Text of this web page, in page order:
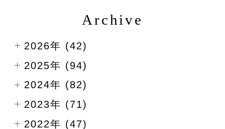
Archive
2026年 (42)
2025年 (94)
2024年 (82)
2023年 (71)
2022年 (47)